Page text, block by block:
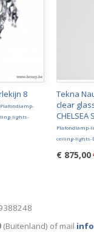
8
Plafondlamp-
lights-
Tekna
clear
Plafondlamp-
ceiling-lights-
€ 875,00
(Buitenland) of mail